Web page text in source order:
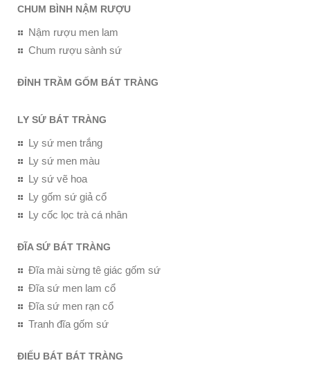
CHUM BÌNH NẬM RƯỢU
Nậm rượu men lam
Chum rượu sành sứ
ĐỈNH TRẦM GỐM BÁT TRÀNG
LY SỨ BÁT TRÀNG
Ly sứ men trắng
Ly sứ men màu
Ly sứ vẽ hoa
Ly gốm sứ giả cổ
Ly cốc lọc trà cá nhân
ĐĨA SỨ BÁT TRÀNG
Đĩa mài sừng tê giác gốm sứ
Đĩa sứ men lam cổ
Đĩa sứ men rạn cổ
Tranh đĩa gốm sứ
ĐIẾU BÁT BÁT TRÀNG